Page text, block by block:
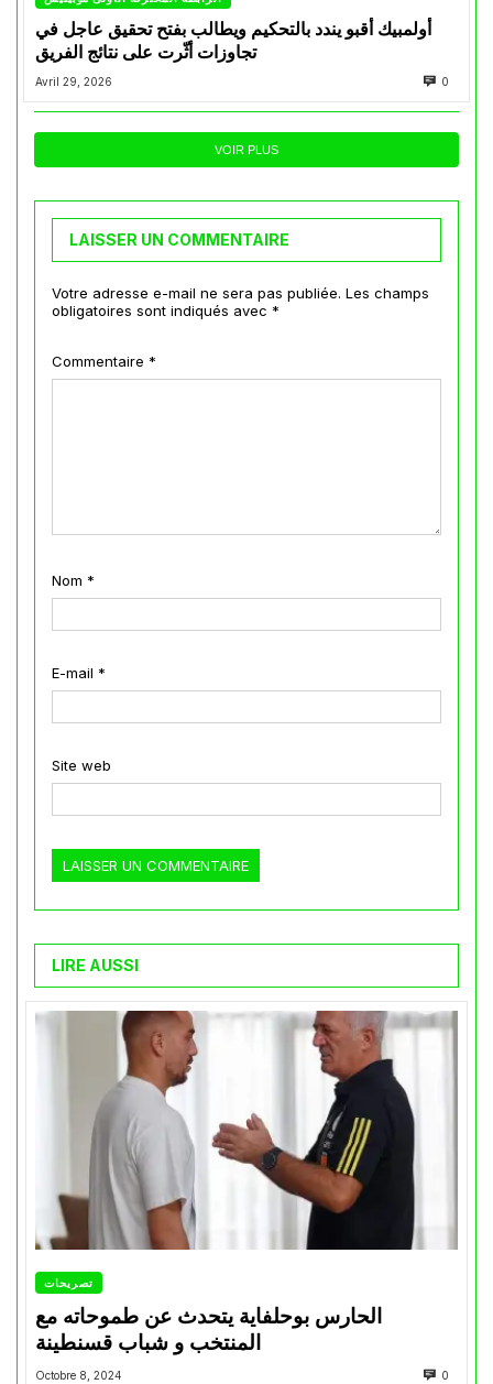
أولمبيك أقبو يندد بالتحكيم ويطالب بفتح تحقيق عاجل في
تجاوزات أثّرت على نتائج الفريق
Avril 29, 2026 0
VOIR PLUS
LAISSER UN COMMENTAIRE
Votre adresse e-mail ne sera pas publiée. Les champs
obligatoires sont indiqués avec *
Commentaire *
Nom *
E-mail *
Site web
LIRE AUSSI
تصريحات
الحارس بوحلفاية يتحدث عن طموحاته مع
المنتخب و شباب قسنطينة
Octobre 8, 2024 0